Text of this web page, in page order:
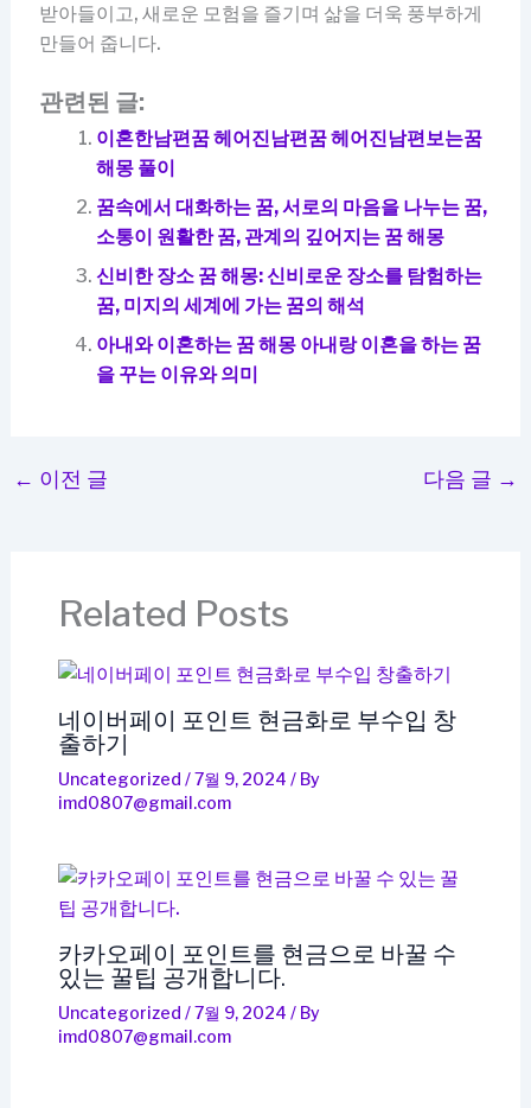
받아들이고, 새로운 모험을 즐기며 삶을 더욱 풍부하게
만들어 줍니다.
관련된 글:
이혼한남편꿈 헤어진남편꿈 헤어진남편보는꿈
해몽 풀이
꿈속에서 대화하는 꿈, 서로의 마음을 나누는 꿈,
소통이 원활한 꿈, 관계의 깊어지는 꿈 해몽
신비한 장소 꿈 해몽: 신비로운 장소를 탐험하는
꿈, 미지의 세계에 가는 꿈의 해석
아내와 이혼하는 꿈 해몽 아내랑 이혼을 하는 꿈
을 꾸는 이유와 의미
← 이전 글 다음 글 →
Related Posts
네이버페이 포인트 현금화로 부수입 창
출하기
Uncategorized /7월 9, 2024 / By
imd0807@gmail.com
카카오페이 포인트를 현금으로 바꿀 수
있는 꿀팁 공개합니다.
Uncategorized /7월 9, 2024 / By
imd0807@gmail.com